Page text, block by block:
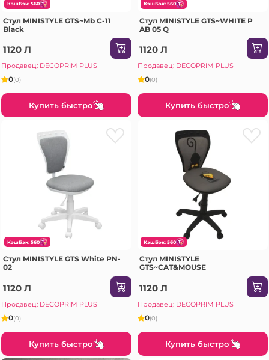
КэшБэк: 560
Стул MINISTYLE GTS~Mb C-11
Black
1120 Л
Продавец: DECOPRIM PLUS
0(0)
Купить быстро
КэшБэк: 560
Стул MINISTYLE GTS~WHITE P
AB 05 Q
1120 Л
Продавец: DECOPRIM PLUS
0(0)
Купить быстро
КэшБэк: 560
Стул MINISTYLE GTS White PN-
02
1120 Л
Продавец: DECOPRIM PLUS
0(0)
Купить быстро
КэшБэк: 560
Стул MINISTYLE
GTS~CAT&MOUSE
1120 Л
Продавец: DECOPRIM PLUS
0(0)
Купить быстро